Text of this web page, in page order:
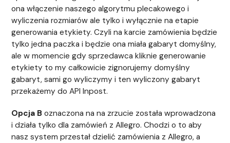
ona włączenie naszego algorytmu plecakowego i
wyliczenia rozmiarów ale tylko i wyłącznie na etapie
generowania etykiety. Czyli na karcie zamówienia będzie
tylko jedna paczka i będzie ona miała gabaryt domyślny,
ale w momencie gdy sprzedawca kliknie generowanie
etykiety to my całkowicie zignorujemy domyślny
gabaryt, sami go wyliczymy i ten wyliczony gabaryt
przekażemy do API Inpost.
Opcja B oznaczona na na zrzucie została wprowadzona
i działa tylko dla zamówień z Allegro. Chodzi o to aby
nasz system przestał dzielić zamówienia z Allegro, a